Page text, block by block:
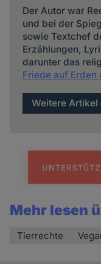
Der Autor war
und bei der
sowie Textchef
Erzählungen,
darunter das
Friede auf Erden
Weitere Artikel
Mehr lesen
Tierrechte